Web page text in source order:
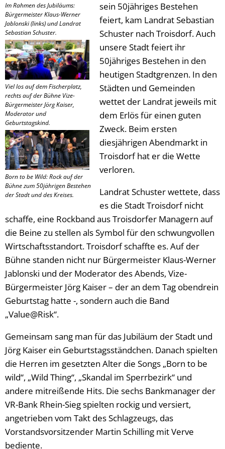
Im Rahmen des Jubiläums:
Bürgermeister Klaus-Werner
Jablonski (links) und Landrat
Sebastian Schuster.
Viel los auf dem Fischerplatz,
rechts auf der Bühne Vize-
Bürgermeister Jörg Kaiser,
Moderator und
Geburtstagskind.
Born to be Wild: Rock auf der
Bühne zum 50jährigen Bestehen
der Stadt und des Kreises.
sein 50jähriges Bestehen
feiert, kam Landrat Sebastian
Schuster nach Troisdorf. Auch
unsere Stadt feiert ihr
50jähriges Bestehen in den
heutigen Stadtgrenzen. In den
Städten und Gemeinden
wettet der Landrat jeweils mit
dem Erlös für einen guten
Zweck. Beim ersten
diesjährigen Abendmarkt in
Troisdorf hat er die Wette
verloren.
Landrat Schuster wettete, dass
es die Stadt Troisdorf nicht
schaffe, eine Rockband aus Troisdorfer Managern auf
die Beine zu stellen als Symbol für den schwungvollen
Wirtschaftsstandort. Troisdorf schaffte es. Auf der
Bühne standen nicht nur Bürgermeister Klaus-Werner
Jablonski und der Moderator des Abends, Vize-
Bürgermeister Jörg Kaiser – der an dem Tag obendrein
Geburtstag hatte -, sondern auch die Band
„Value@Risk“.
Gemeinsam sang man für das Jubiläum der Stadt und
Jörg Kaiser ein Geburtstagsständchen. Danach spielten
die Herren im gesetzten Alter die Songs „Born to be
wild“, „Wild Thing“, „Skandal im Sperrbezirk“ und
andere mitreißende Hits. Die sechs Bankmanager der
VR-Bank Rhein-Sieg spielten rockig und versiert,
angetrieben vom Takt des Schlagzeugs, das
Vorstandsvorsitzender Martin Schilling mit Verve
bediente.